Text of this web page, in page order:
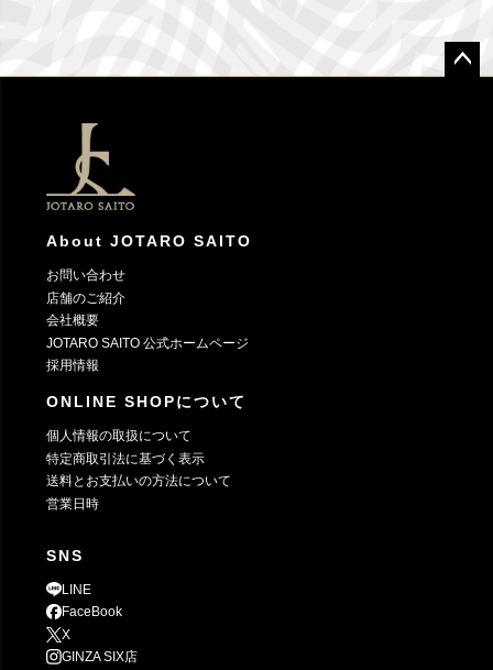
About JOTARO SAITO
お問い合わせ
店舗のご紹介
会社概要
JOTARO SAITO 公式ホームページ
採用情報
ONLINE SHOPについて
個人情報の取扱について
特定商取引法に基づく表示
送料とお支払いの方法について
営業日時
SNS
LINE
FaceBook
X
GINZA SIX店